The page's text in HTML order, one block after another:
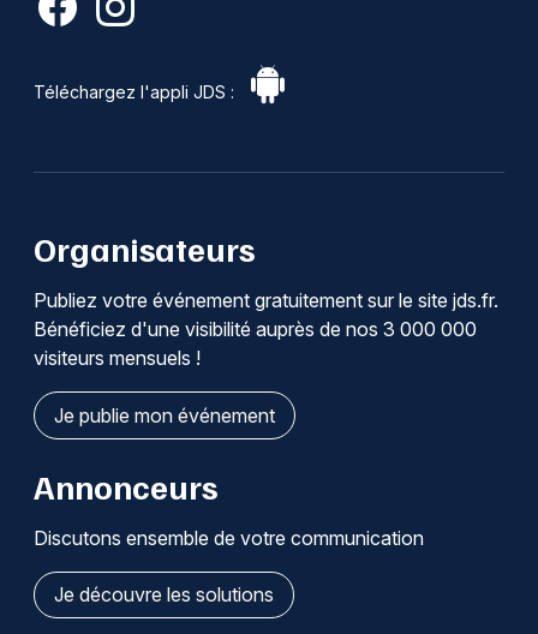
Téléchargez l'appli JDS :
Organisateurs
Publiez votre événement gratuitement sur le site jds.fr.
Bénéficiez d'une visibilité auprès de nos 3 000 000
visiteurs mensuels !
Je publie mon événement
Annonceurs
Discutons ensemble de votre communication
Je découvre les solutions